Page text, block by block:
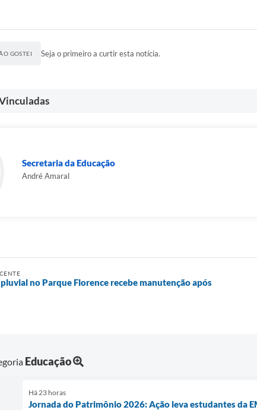
GOSTEI Seja o primeiro a curtir esta notícia.
Secretaria da Educação
André Amaral
pluvial no Parque Florence recebe manutenção após
Educação
Há 23 horas
Jornada do Patrimônio 2026: Ação leva estudantes da